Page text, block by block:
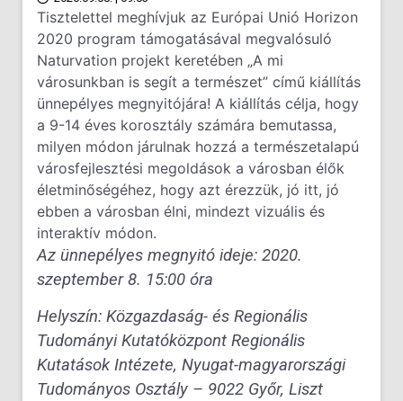
Tisztelettel meghívjuk az Európai Unió Horizon
2020 program támogatásával megvalósuló
Naturvation projekt keretében „A mi
városunkban is segít a természet” című kiállítás
ünnepélyes megnyitójára! A kiállítás célja, hogy
a 9-14 éves korosztály számára bemutassa,
milyen módon járulnak hozzá a természetalapú
városfejlesztési megoldások a városban élők
életminőségéhez, hogy azt érezzük, jó itt, jó
ebben a városban élni, mindezt vizuális és
interaktív módon.
Az ünnepélyes megnyitó ideje: 2020.
szeptember 8. 15:00 óra
Helyszín: Közgazdaság- és Regionális
Tudományi Kutatóközpont Regionális
Kutatások Intézete, Nyugat-magyarországi
Tudományos Osztály – 9022 Győr, Liszt